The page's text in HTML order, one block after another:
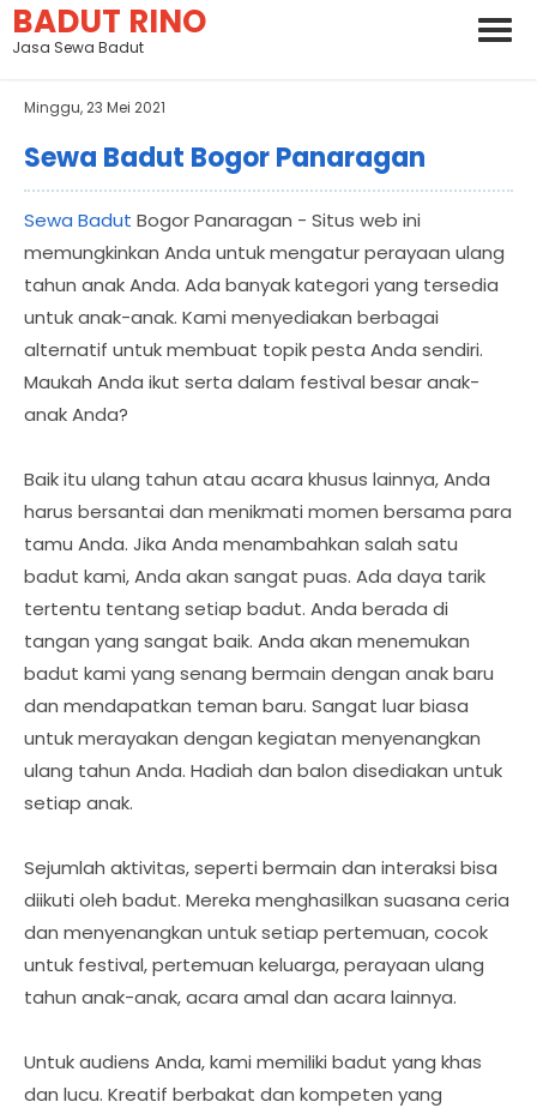
BADUT RINO
Jasa Sewa Badut
Minggu, 23 Mei 2021
Sewa Badut Bogor Panaragan
Sewa Badut Bogor Panaragan - Situs web ini
memungkinkan Anda untuk mengatur perayaan ulang
tahun anak Anda. Ada banyak kategori yang tersedia
untuk anak-anak. Kami menyediakan berbagai
alternatif untuk membuat topik pesta Anda sendiri.
Maukah Anda ikut serta dalam festival besar anak-
anak Anda?
Baik itu ulang tahun atau acara khusus lainnya, Anda
harus bersantai dan menikmati momen bersama para
tamu Anda. Jika Anda menambahkan salah satu
badut kami, Anda akan sangat puas. Ada daya tarik
tertentu tentang setiap badut. Anda berada di
tangan yang sangat baik. Anda akan menemukan
badut kami yang senang bermain dengan anak baru
dan mendapatkan teman baru. Sangat luar biasa
untuk merayakan dengan kegiatan menyenangkan
ulang tahun Anda. Hadiah dan balon disediakan untuk
setiap anak.
Sejumlah aktivitas, seperti bermain dan interaksi bisa
diikuti oleh badut. Mereka menghasilkan suasana ceria
dan menyenangkan untuk setiap pertemuan, cocok
untuk festival, pertemuan keluarga, perayaan ulang
tahun anak-anak, acara amal dan acara lainnya.
Untuk audiens Anda, kami memiliki badut yang khas
dan lucu. Kreatif berbakat dan kompeten yang